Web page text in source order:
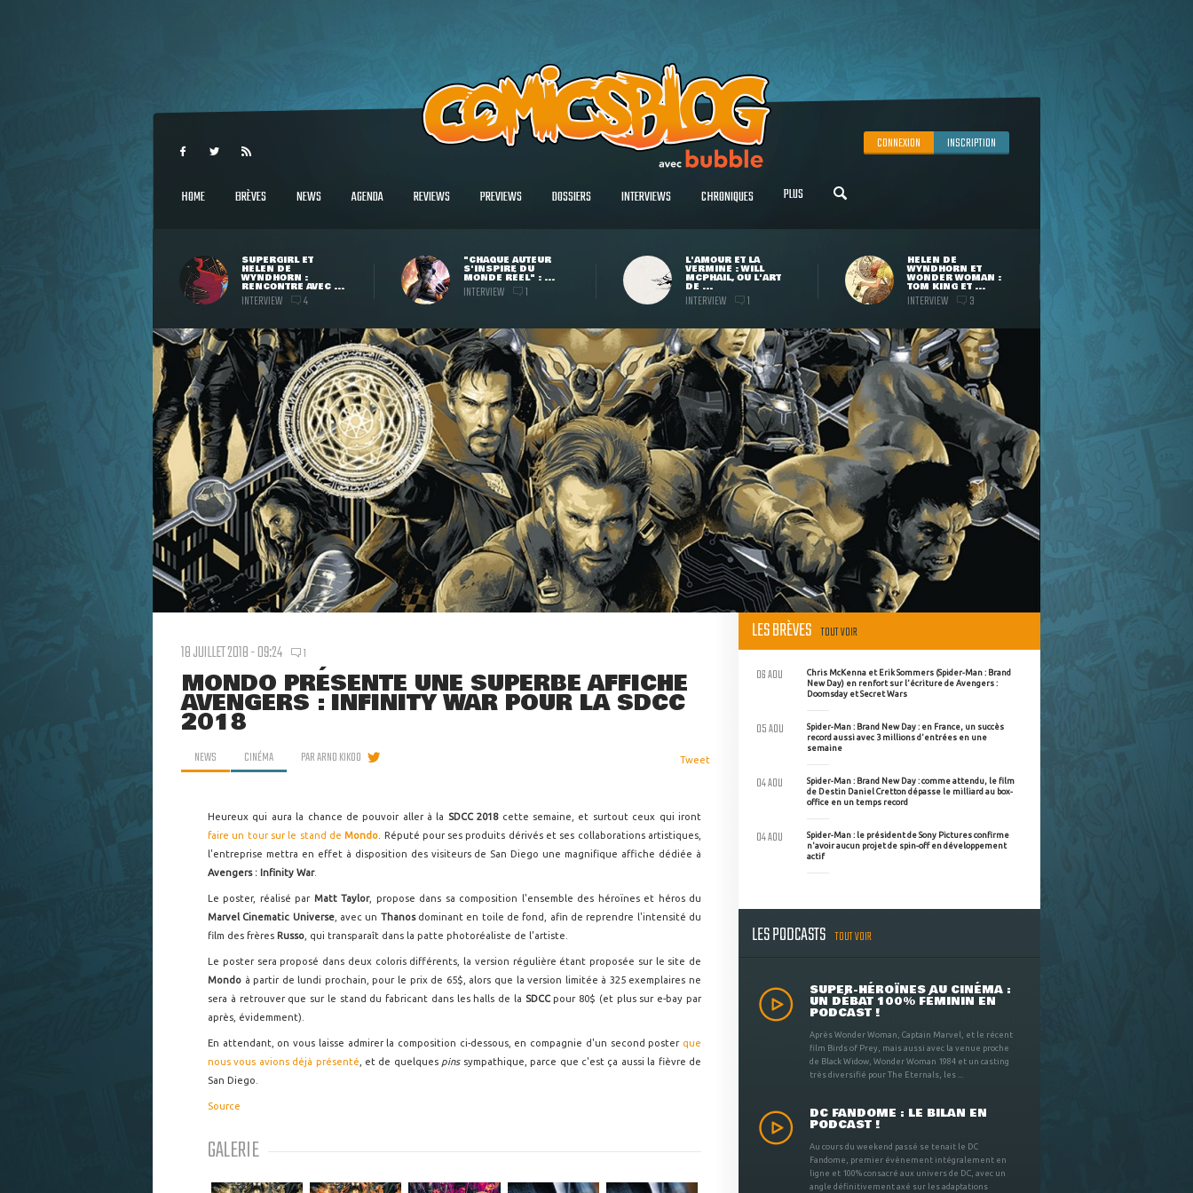
CONNEXION INSCRIPTION
HOME BRÈVES NEWS AGENDA REVIEWS PREVIEWS DOSSIERS INTERVIEWS CHRONIQUES PLUS
SUPERGIRL ET
HELEN DE
WYNDHORN :
RENCONTRE AVEC ...
INTERVIEW 4
"CHAQUE AUTEUR
S'INSPIRE DU
MONDE RÉEL" : ...
INTERVIEW 1
L'AMOUR ET LA
VERMINE : WILL
MCPHAIL, OU L'ART
DE ...
INTERVIEW 1
HELEN DE
WYNDHORN ET
WONDER WOMAN :
TOM KING ET ...
INTERVIEW 3
18 JUILLET 2018 - 09:24 1
MONDO PRÉSENTE UNE SUPERBE AFFICHE
AVENGERS : INFINITY WAR POUR LA SDCC
2018
NEWS CINÉMA PARARNO KIKOO Tweet
Heureux qui aura la chance de pouvoir aller à la SDCC 2018 cette semaine, et surtout ceux qui iront
faire un tour sur le stand deMondo . Réputé pour ses produits dérivés et ses collaborations artistiques,
l'entreprise mettra en effet à disposition des visiteurs de San Diego une magnifique affiche dédiée à
Avengers : Infinity War.
Le poster, réalisé par Matt Taylor, propose dans sa composition l'ensemble des héroïnes et héros du
Marvel Cinematic Universe, avec un Thanos dominant en toile de fond, afin de reprendre l'intensité du
film des frères Russo , qui transparaît dans la patte photoréaliste de l'artiste.
Le poster sera proposé dans deux coloris différents, la version régulière étant proposée sur le site de
Mondo à partir de lundi prochain, pour le prix de 65$, alors que la version limitée à 325 exemplaires ne
sera à retrouver que sur le stand du fabricant dans les halls de la SDCCpour 80$ (et plus sur e-bay par
après, évidemment).
En attendant, on vous laisse admirer la composition ci-dessous, en compagnie d'un second poster que
nous vous avions déjà présenté , et de quelques pinssympathique, parce que c'est ça aussi la fièvre de
San Diego.
Source
GALERIE
LES BRÈVES TOUT VOIR
Chris McKenna et Erik Sommers (Spider-Man : Brand
New Day) en renfort sur l'écriture de Avengers :
Doomsday et Secret Wars
06 AOU
Spider-Man : Brand New Day : en France, un succès
record aussi avec 3 millions d'entrées en une
semaine
05 AOU
Spider-Man : Brand New Day : comme attendu, le film
de Destin Daniel Cretton dépasse le milliard au box-
office en un temps record
04 AOU
Spider-Man : le président de Sony Pictures confirme
n'avoir aucun projet de spin-off en développement
actif
04 AOU
LES PODCASTS TOUT VOIR
SUPER-HÉROÏNES AU CINÉMA :
UN DÉBAT 100% FÉMININ EN
PODCAST !
Après Wonder Woman, Captain Marvel, et le récent
film Birds of Prey, mais aussi avec la venue proche
de Black Widow, Wonder Woman 1984 et un casting
très diversifié pour The Eternals, les ...
DC FANDOME : LE BILAN EN
PODCAST !
Au cours du weekend passé se tenait le DC
Fandome, premier évènement intégralement en
ligne et 100% consacré aux univers de DC, avec un
angle définitivement axé sur les adaptations